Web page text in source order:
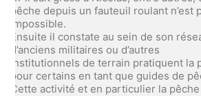
pêche depuis un fauteuil roulant n’est
impossible.
Ensuite il constate au sein de son
d’anciens militaires ou d’autres
institutionnels de terrain pratiquent la
pour certains en tant que guides de
Cette activité et en particulier la